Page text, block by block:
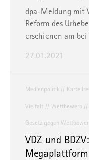
dpa-Meldung mit
Reform des
erschienen am bei
27.01.2021
Medienpolitik
Vielfalt Wettbewerb
Gesetz gegen
VDZ und